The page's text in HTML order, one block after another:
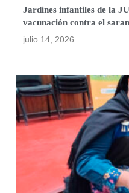
Jardines infantiles de la
vacunación contra el
julio 14, 2026